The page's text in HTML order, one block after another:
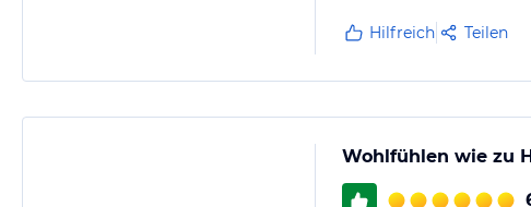
Hilfreich Teilen
Wohlfühlen wie zu